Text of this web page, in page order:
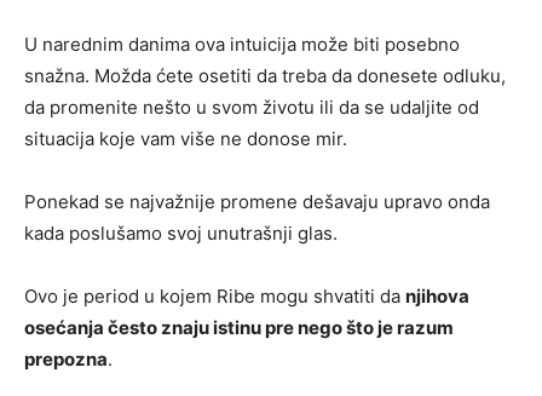
U narednim danima ova intuicija može biti posebno
snažna. Možda ćete osetiti da treba da donesete odluku,
da promenite nešto u svom životu ili da se udaljite od
situacija koje vam više ne donose mir.
Ponekad se najvažnije promene dešavaju upravo onda
kada poslušamo svoj unutrašnji glas.
Ovo je period u kojem Ribe mogu shvatiti da njihova
osećanja često znaju istinu pre nego što je razum
prepozna.